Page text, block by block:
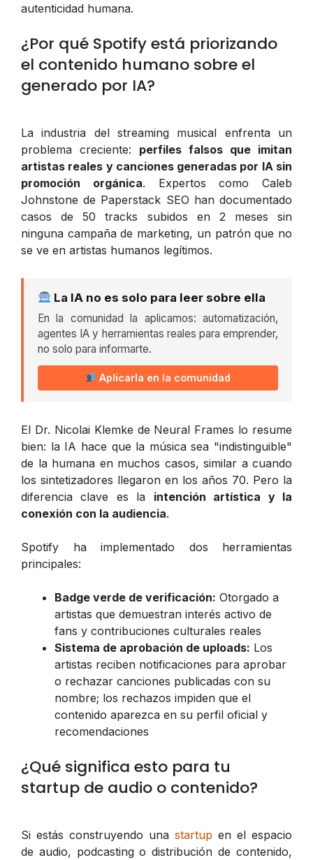
autenticidad humana.
¿Por qué Spotify está priorizando
el contenido humano sobre el
generado por IA?
La industria del streaming musical enfrenta un
problema creciente: perfiles falsos que imitan
artistas reales y canciones generadas por IA sin
promoción orgánica. Expertos como Caleb
Johnstone de Paperstack SEO han documentado
casos de 50 tracks subidos en 2 meses sin
ninguna campaña de marketing, un patrón que no
se ve en artistas humanos legítimos.
La IA no es solo para leer sobre ella
En la comunidad la aplicamos: automatización,
agentes IA y herramientas reales para emprender,
no solo para informarte.
Aplicarla en la comunidad
El Dr. Nicolai Klemke de Neural Frames lo resume
bien: la IA hace que la música sea "indistinguible"
de la humana en muchos casos, similar a cuando
los sintetizadores llegaron en los años 70. Pero la
diferencia clave es la intención artística y la
conexión con la audiencia.
Spotify ha implementado dos herramientas
principales:
Badge verde de verificación: Otorgado a
artistas que demuestran interés activo de
fans y contribuciones culturales reales
Sistema de aprobación de uploads: Los
artistas reciben notificaciones para aprobar
o rechazar canciones publicadas con su
nombre; los rechazos impiden que el
contenido aparezca en su perfil oficial y
recomendaciones
¿Qué significa esto para tu
startup de audio o contenido?
Si estás construyendo una startup en el espacio
de audio, podcasting o distribución de contenido,